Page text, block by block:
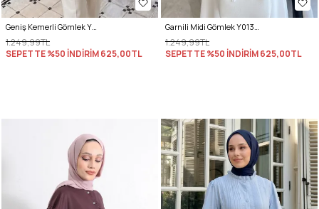
Geniş Kemerli Gömlek Y0134 - AÇIK HAKİ
1.249,99TL
SEPETTE %50 İNDİRİM625,00TL
Garnili Midi Gömlek Y0138 - MÜRDÜM
1.249,99TL
SEPETTE %50 İNDİRİM625,00TL